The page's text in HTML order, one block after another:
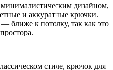
дизайном,
и аккуратные крючки.
ближе к потолку, так как это
стиле, крючок для